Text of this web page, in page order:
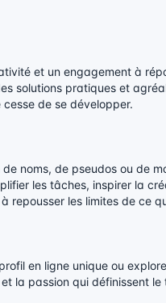
et un engagement à
solutions pratiques et
de se développer.
noms, de pseudos ou de
les tâches, inspirer la
repousser les limites de ce
en ligne unique ou
la passion qui définissent